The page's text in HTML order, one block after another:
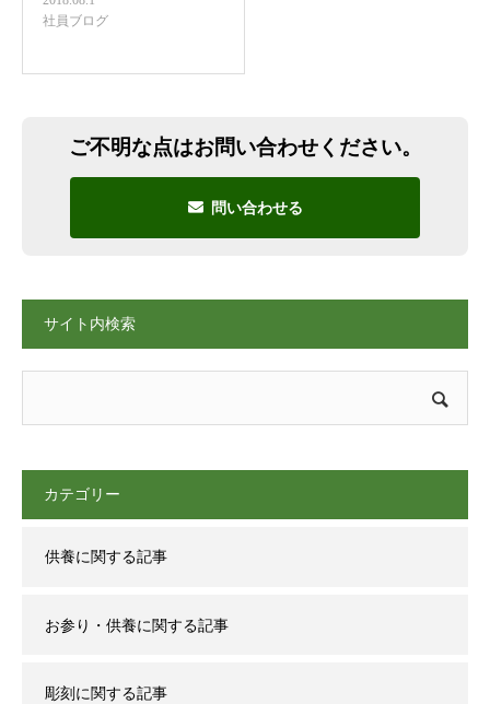
社員ブログ
ご不明な点はお問い合わせください。
問い合わせる
サイト内検索
カテゴリー
供養に関する記事
お参り・供養に関する記事
彫刻に関する記事